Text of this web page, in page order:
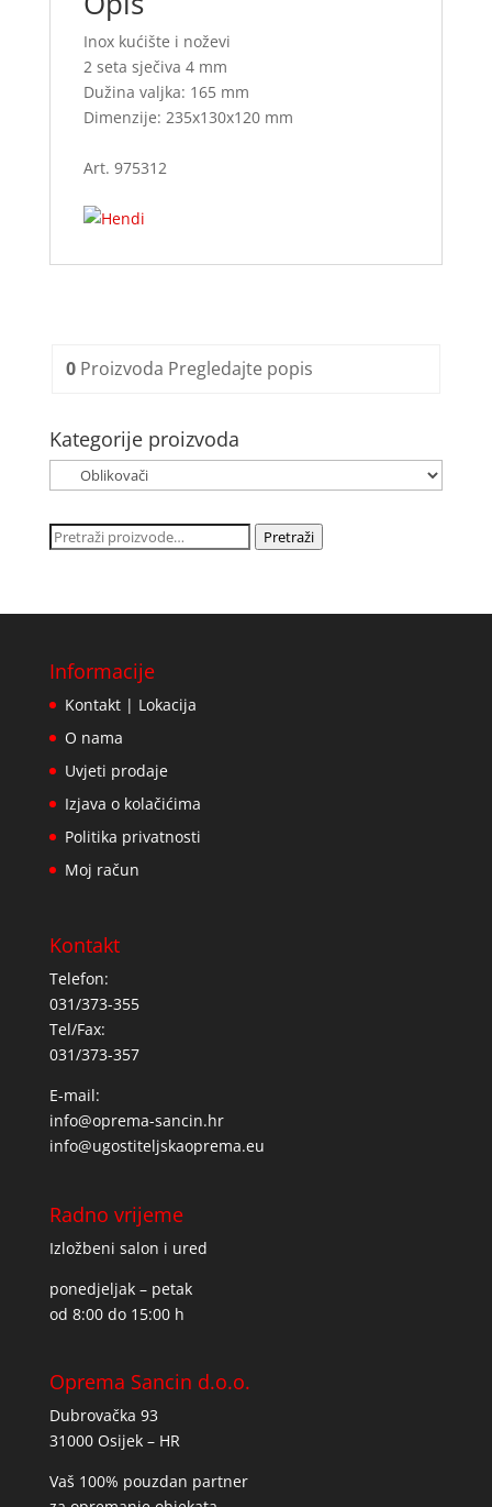
Inox kućište i noževi
2 seta sječiva 4 mm
Dužina valjka: 165 mm
Dimenzije: 235x130x120 mm
Art. 975312
0Proizvoda Pregledajte popis
Kategorije proizvoda
Pretraži: Pretraži
Informacije
Kontakt | Lokacija
O nama
Uvjeti prodaje
Izjava o kolačićima
Politika privatnosti
Moj račun
Kontakt
Telefon:
031/373-355
Tel/Fax:
031/373-357
E-mail:
info@oprema-sancin.hr
info@ugostiteljskaoprema.eu
Radno vrijeme
Izložbeni salon i ured
ponedjeljak – petak
od 8:00 do 15:00 h
Oprema Sancin d.o.o.
Dubrovačka 93
31000 Osijek – HR
Vaš 100% pouzdan partner